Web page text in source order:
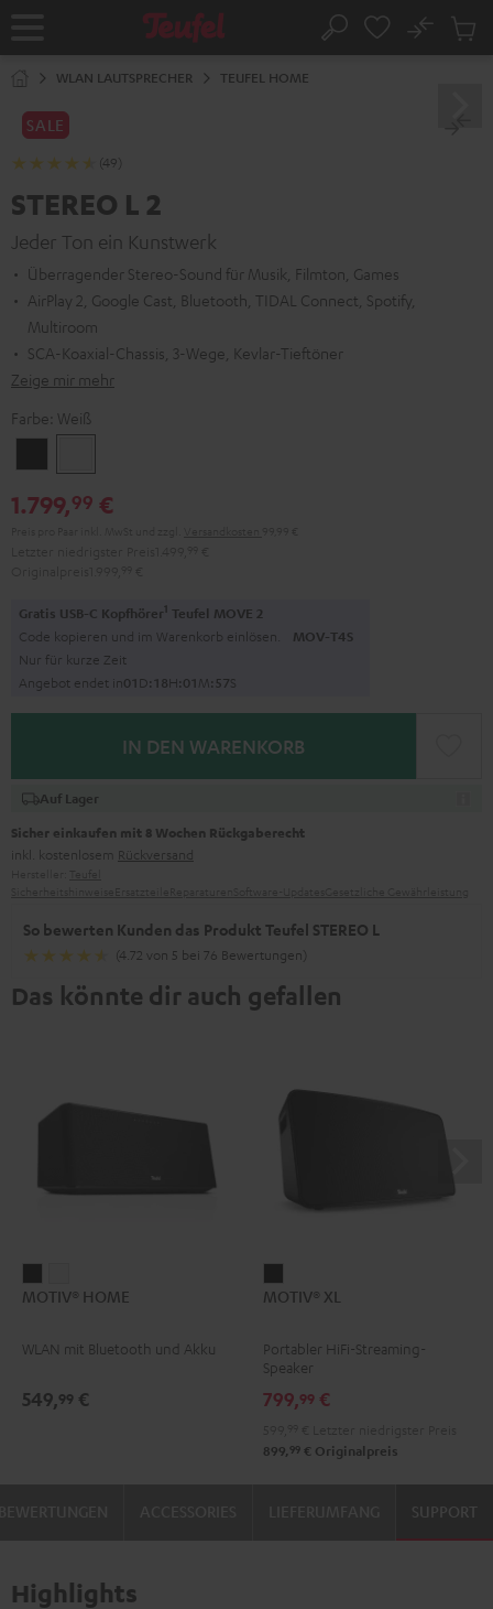
Startseite Suche
No
WLAN LAUTSPRECHER TEUFEL HOME
SALE
(49)
STEREO L 2
Jeder Ton ein Kunstwerk
Überragender Stereo-Sound für Musik, Filmton, Games
AirPlay 2, Google Cast, Bluetooth, TIDAL Connect, Spotify,
Multiroom
SCA-Koaxial-Chassis, 3-Wege, Kevlar-Tieftöner
Zeige mir mehr
Farbe: Weiß
1.799,99 €
Gratis USB-C Kopfhörer1 Teufel MOVE 2
Code kopieren und im Warenkorb einlösen. MOV-T4S
Nur für kurze Zeit
Angebot endet in01D:18H:01M: 56S
IN DEN WARENKORB
Auf Lager
Sicher einkaufen mit 8 Wochen Rückgaberecht
inkl. kostenlosem Rückversand
So bewerten Kunden das Produkt Teufel STEREO L
(4.72 von 5 bei 76 Bewertungen)
Das könnte dir auch gefallen
HOMEHOME
MOTIV® HOME
WLAN mit Bluetooth und Akku
549,99 €
XL
MOTIV® XL
Portabler HiFi-Streaming-
Speaker
799,99 €
899, 99 € Originalpreis
SUPPORT
Highlights